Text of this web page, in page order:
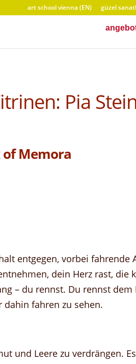
art school vienna (EN) güzel
Pia
Memora
entgegen, vorbei fahrende
dein Herz rast, die
– du rennst. Du rennst dem
fahren zu sehen.
und Leere zu verdrängen.